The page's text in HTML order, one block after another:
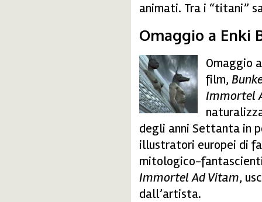
animati. Tra i “titani”
Omaggio a Enki
bilal.jpg
Omaggio
film,
Immortel
degli anni Settanta in
illustratori europei di
mitologico-
Immortel Ad Vitam,
dall’artista.